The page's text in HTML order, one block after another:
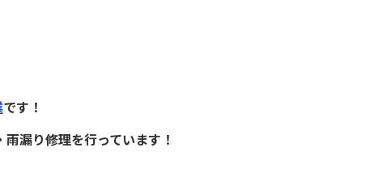
です！
漏り修理を行っています！